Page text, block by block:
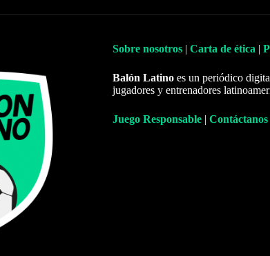
Sobre nosotros | Carta de ética |
Balón Latino es un periódico
jugadores y entrenadores
Juego Responsable | Contáctanos